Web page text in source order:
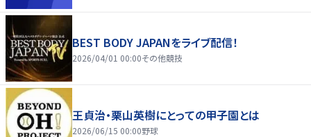
BEST BODY JAPANをライブ配信！
2026/04/01 00:00その他競技
王貞治・栗山英樹にとっての甲子園とは
2026/06/15 00:00野球